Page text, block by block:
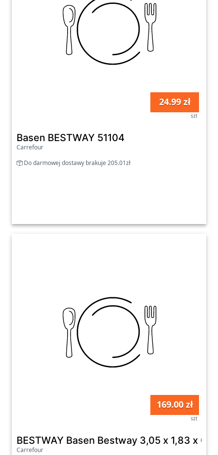
24.99 zł
szt
Basen BESTWAY 51104
Carrefour
Do darmowej dostawy brakuje 205.01zł
169.00 zł
szt
BESTWAY Basen Bestway 3,05 x 1,83 x 0,
Carrefour